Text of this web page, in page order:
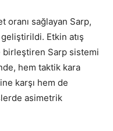
oranı sağlayan Sarp,
Etkin atış
Sarp sistemi
hem taktik kara
karşı hem de
asimetrik